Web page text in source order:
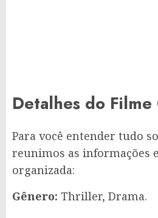
Detalhes do
Para você entender tudo
reunimos as informações
organizada:
Gênero: Thriller, Drama.